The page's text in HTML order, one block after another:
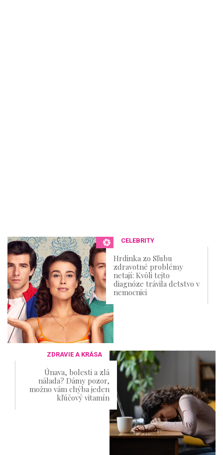
CELEBRITY
Hrdinka zo Sľubu
zdravotné problémy
netají: Kvôli tejto
diagnóze trávila detstvo v
nemocnici
ZDRAVIE A KRÁSA
Únava, bolesti a zlá
nálada? Dámy pozor,
možno vám chýba jeden
kľúčový vitamín